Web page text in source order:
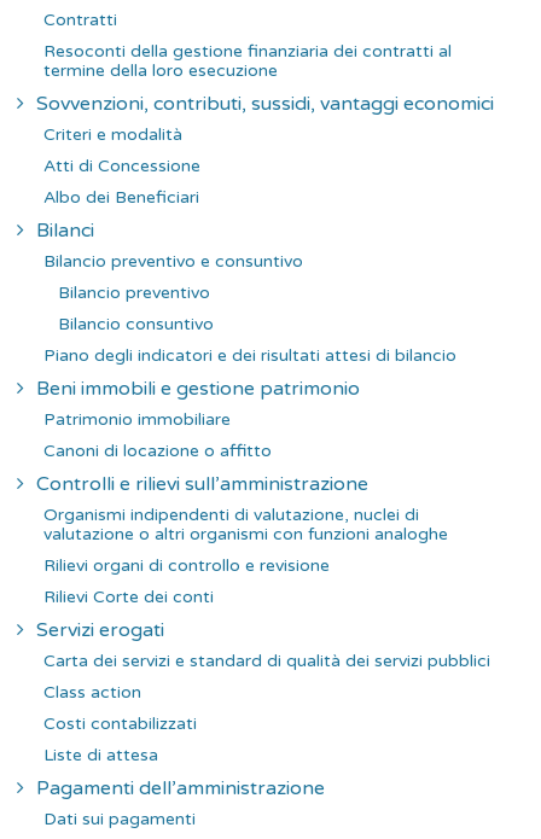
Contratti
Resoconti della gestione finanziaria dei contratti al
termine della loro esecuzione
Sovvenzioni, contributi, sussidi, vantaggi economici
Criteri e modalità
Atti di Concessione
Albo dei Beneficiari
Bilanci
Bilancio preventivo e consuntivo
Bilancio preventivo
Bilancio consuntivo
Piano degli indicatori e dei risultati attesi di bilancio
Beni immobili e gestione patrimonio
Patrimonio immobiliare
Canoni di locazione o affitto
Controlli e rilievi sull’amministrazione
Organismi indipendenti di valutazione, nuclei di
valutazione o altri organismi con funzioni analoghe
Rilievi organi di controllo e revisione
Rilievi Corte dei conti
Servizi erogati
Carta dei servizi e standard di qualità dei servizi pubblici
Class action
Costi contabilizzati
Liste di attesa
Pagamenti dell’amministrazione
Dati sui pagamenti